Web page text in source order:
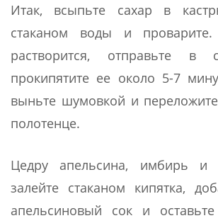
Итак, всыпьте сахар в
стаканом воды и
растворится, отправьте в
прокипятите ее около 5-7
выньте шумовкой и
полотенце.
Цедру апельсина, имбирь и
залейте стаканом кипятка,
апельсиновый сок и